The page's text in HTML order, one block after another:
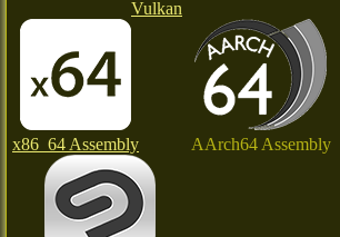
Vulkan
x86_64 Assembly AArch64 Assembly